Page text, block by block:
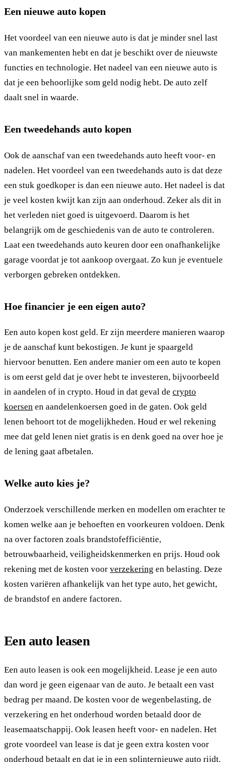
Een nieuwe auto kopen
Het voordeel van een nieuwe auto is dat je minder snel last
van mankementen hebt en dat je beschikt over de nieuwste
functies en technologie. Het nadeel van een nieuwe auto is
dat je een behoorlijke som geld nodig hebt. De auto zelf
daalt snel in waarde.
Een tweedehands auto kopen
Ook de aanschaf van een tweedehands auto heeft voor- en
nadelen. Het voordeel van een tweedehands auto is dat deze
een stuk goedkoper is dan een nieuwe auto. Het nadeel is dat
je veel kosten kwijt kan zijn aan onderhoud. Zeker als dit in
het verleden niet goed is uitgevoerd. Daarom is het
belangrijk om de geschiedenis van de auto te controleren.
Laat een tweedehands auto keuren door een onafhankelijke
garage voordat je tot aankoop overgaat. Zo kun je eventuele
verborgen gebreken ontdekken.
Hoe financier je een eigen auto?
Een auto kopen kost geld. Er zijn meerdere manieren waarop
je de aanschaf kunt bekostigen. Je kunt je spaargeld
hiervoor benutten. Een andere manier om een auto te kopen
is om eerst geld dat je over hebt te investeren, bijvoorbeeld
in aandelen of in crypto. Houd in dat geval de crypto
koersen en aandelenkoersen goed in de gaten. Ook geld
lenen behoort tot de mogelijkheden. Houd er wel rekening
mee dat geld lenen niet gratis is en denk goed na over hoe je
de lening gaat afbetalen.
Welke auto kies je?
Onderzoek verschillende merken en modellen om erachter te
komen welke aan je behoeften en voorkeuren voldoen. Denk
na over factoren zoals brandstofefficiëntie,
betrouwbaarheid, veiligheidskenmerken en prijs. Houd ook
rekening met de kosten voor verzekering en belasting. Deze
kosten variëren afhankelijk van het type auto, het gewicht,
de brandstof en andere factoren.
Een auto leasen
Een auto leasen is ook een mogelijkheid. Lease je een auto
dan word je geen eigenaar van de auto. Je betaalt een vast
bedrag per maand. De kosten voor de wegenbelasting, de
verzekering en het onderhoud worden betaald door de
leasemaatschappij. Ook leasen heeft voor- en nadelen. Het
grote voordeel van lease is dat je geen extra kosten voor
onderhoud betaalt en dat je in een splinternieuwe auto rijdt.